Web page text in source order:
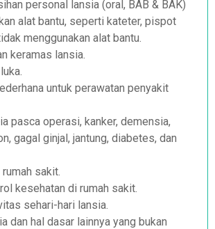
personal lansia (oral, BAB & BAK)
alat bantu, seperti kateter, pispot
menggunakan alat bantu.
keramas lansia.
untuk perawatan penyakit
pasca operasi, kanker, demensia,
gagal ginjal, jantung, diabetes, dan
sakit.
kesehatan di rumah sakit.
sehari-hari lansia.
dan hal dasar lainnya yang bukan